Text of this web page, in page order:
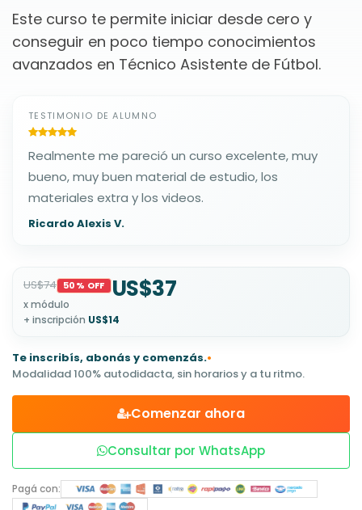
Este curso te permite iniciar desde cero y
conseguir en poco tiempo conocimientos
avanzados en Técnico Asistente de Fútbol.
TESTIMONIO DE ALUMNO
Realmente me pareció un curso excelente, muy
bueno, muy buen material de estudio, los
materiales extra y los videos.
Ricardo Alexis V.
US$74 50% OFF US$37
x módulo
+ inscripción US$14
Te inscribís, abonás y comenzás.•
Modalidad 100% autodidacta, sin horarios y a tu ritmo.
Comenzar ahora
Consultar por WhatsApp
Pagá con: